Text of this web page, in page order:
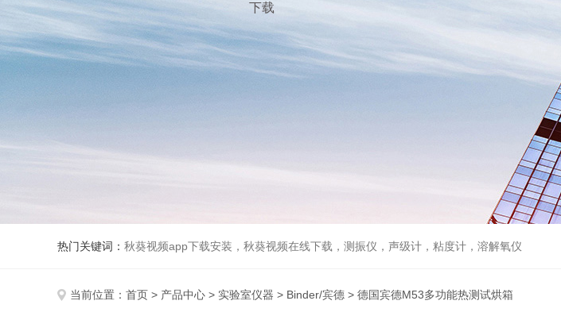
下载
热门关键词： 秋葵视频app下载安装，秋葵视频在线下载，测振仪，声级计，粘度计，溶解氧仪
当前位置： 首页 > 产品中心 > 实验室仪器 > Binder/宾德 > 德国宾德M53多功能热测试烘箱